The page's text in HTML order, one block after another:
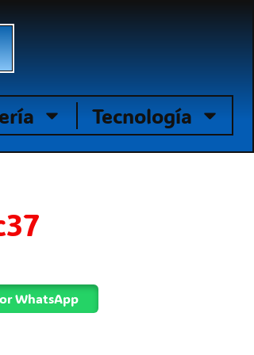
Tecnología
WhatsApp